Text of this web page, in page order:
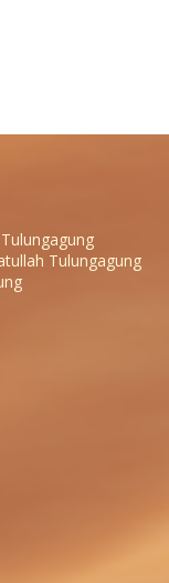
Tulungagung